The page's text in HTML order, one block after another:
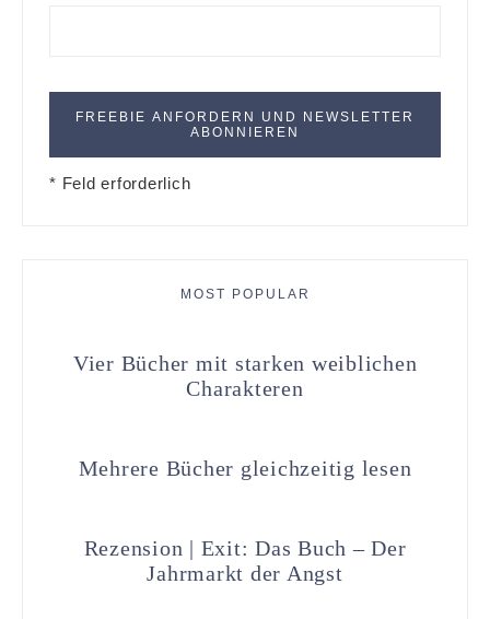
* Feld erforderlich
MOST POPULAR
Vier Bücher mit starken weiblichen
Charakteren
Mehrere Bücher gleichzeitig lesen
Rezension | Exit: Das Buch – Der
Jahrmarkt der Angst